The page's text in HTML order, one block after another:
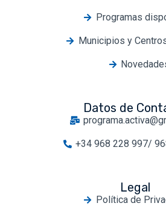
Programas
Municipios y
Datos de
+34 968 228 997/
Legal
Política de